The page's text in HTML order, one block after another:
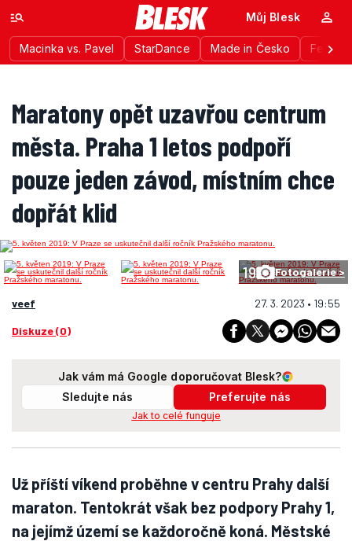
Macinka vs. Pavel StarDance Made in Česko
Můj Blesk
Maratony opět uzavřou centrum
města. Praha 1 letos podpoří
pouze jeden závod, místním chce
dopřát klid
19 Fotogalerie >
veef 27. 3. 2023 • 19:55
Diskuze (0)
Jak vám má Google doporučovat Blesk?
Sledujte nás
Preferujte nás
Jak to celé funguje
Už příští víkend proběhne v centru Prahy další
maraton. Tentokrát však bez podpory Prahy 1,
na jejímž území se každoročně koná. Městské